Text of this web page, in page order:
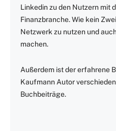
Linkedin zu den Nutzern mit
Finanzbranche. Wie kein
Netzwerk zu nutzen und
machen.
Außerdem ist der erfahrene
Kaufmann Autor
Buchbeiträge.